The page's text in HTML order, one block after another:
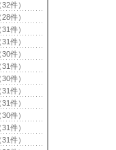
32件）
28件）
31件）
31件）
30件）
31件）
30件）
31件）
31件）
30件）
31件）
31件）